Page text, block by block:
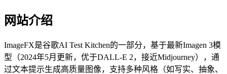
网站介绍
ImageFX是谷歌AI Test Kitchen的一部分，基于最新Imagen 3模
型（2024年5月更新，优于DALL-E 2，接近Midjourney），通
过文本提示生成高质量图像，支持多种风格（如写实、抽象、